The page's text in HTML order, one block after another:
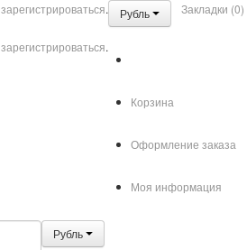
зарегистрироваться. Рубль Закладки (0)
зарегистрироваться.
Корзина
Оформление заказа
Моя информация
Рубль